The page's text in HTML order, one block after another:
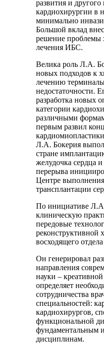
развития и другого
кардиохирургии в
минимально
Большой вклад
решение проблемы
лечения ИБС.
Велика роль Л.А.
новых подходов к
лечению
недостаточности.
разработка новых
категории
различными
первым развил
Л.А. Бокерия
стране
желудочка сердца
перерыва
Центре
трансплантации
По инициативе
клиническую
передовые
реконструктивной
восходящего
Он генерировал
направления
науки –
определяет
сотрудничества
специальностей:
кардиохирургов,
функциональной
фундаментальным
дисциплинам.